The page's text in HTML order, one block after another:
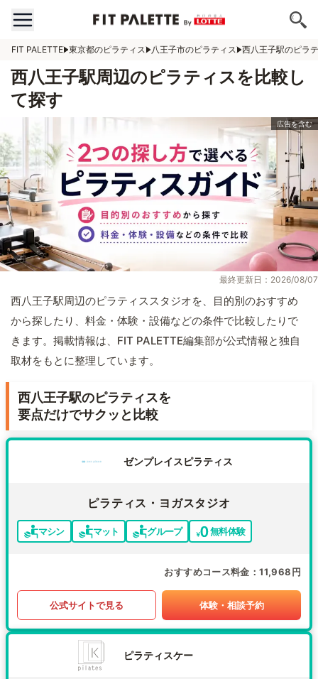
FIT PALETTE 東京都のピラティス 八王子市のピラティス 西八王子駅のピラ
西八王子駅周辺のピラティスを比較し
て探す
最終更新日：2026/08/07
西八王子駅周辺のピラティススタジオを、目的別のおすすめ
から探したり、料金・体験・設備などの条件で比較したりで
きます。掲載情報は、FIT PALETTE編集部が公式情報と独自
取材をもとに整理しています。
西八王子駅のピラティスを
要点だけでサクッと比較
ゼンプレイスピラティス
ピラティス・ヨガスタジオ
マシン マット グループ 無料体験
おすすめコース料金 11,968円
公式サイトで見る 体験・相談予約
ピラティスケー